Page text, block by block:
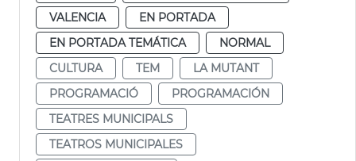
VALENCIA
EN PORTADA
EN PORTADA TEMÁTICA
NORMAL
CULTURA
TEM
LA MUTANT
PROGRAMACIÓ
PROGRAMACIÓN
TEATRES MUNICIPALS
TEATROS MUNICIPALES